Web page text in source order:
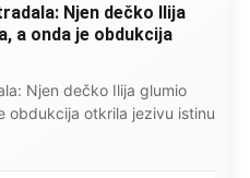
Njen dečko Ilija
a onda je obdukcija
Njen dečko Ilija glumio
obdukcija otkrila jezivu istinu